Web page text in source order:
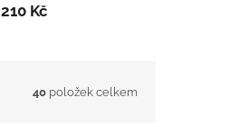
210 Kč
40 položek celkem